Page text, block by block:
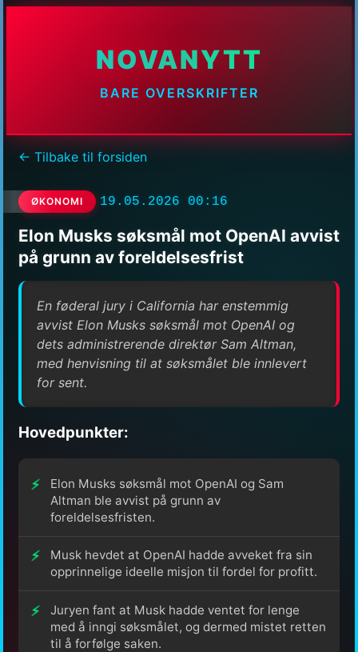
NOVANYTT
BARE OVERSKRIFTER
← Tilbake til forsiden
ØKONOMI 19.05.2026 00:16
Elon Musks søksmål mot OpenAI avvist
på grunn av foreldelsesfrist
En føderal jury i California har enstemmig
avvist Elon Musks søksmål mot OpenAI og
dets administrerende direktør Sam Altman,
med henvisning til at søksmålet ble innlevert
for sent.
Hovedpunkter:
Elon Musks søksmål mot OpenAI og Sam
Altman ble avvist på grunn av
foreldelsesfristen.
Musk hevdet at OpenAI hadde avveket fra sin
opprinnelige ideelle misjon til fordel for profitt.
Juryen fant at Musk hadde ventet for lenge
med å inngi søksmålet, og dermed mistet retten
til å forfølge saken.